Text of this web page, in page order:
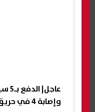
وإصابة 4 في حريق هائل بشبرا الخيمة